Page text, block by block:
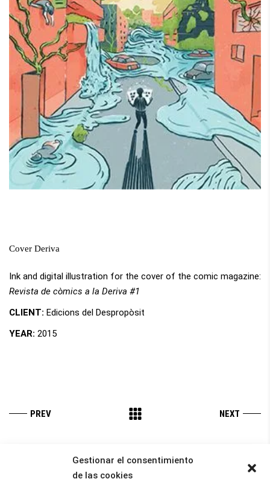
Gestionar el consentimiento
de las cookies
Cover Deriva
Ink and digital illustration for the cover of the comic magazine:
Revista de còmics a la Deriva #1
CLIENT: Edicions del Despropòsit
YEAR: 2015